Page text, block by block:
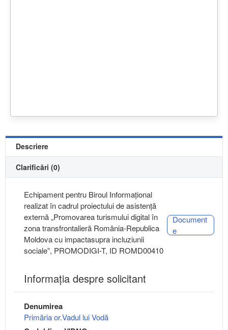
Descriere
Clarificări (0)
Echipament pentru Biroul Informațional
realizat în cadrul proiectului de asistență
externă „Promovarea turismului digital în
zona transfrontalieră România-Republica
Moldova cu impactasupra incluziunii
sociale”, PROMODIGI-T, ID ROMD00410
Document
e
Informaţia despre solicitant
Denumirea
Primăria or.Vadul lui Vodă